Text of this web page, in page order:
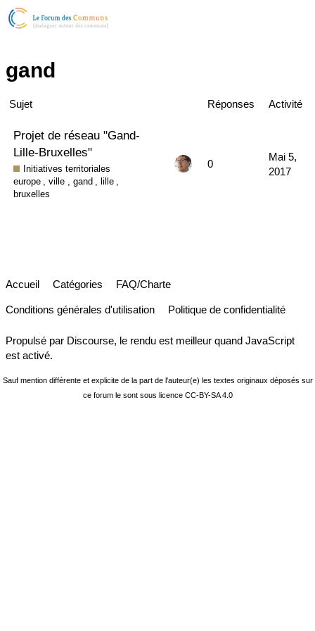
gand
Sujet Réponses Activité
Projet de réseau "Gand-
Lille-Bruxelles"
Initiatives territoriales
europe ,ville , gand , lille ,
bruxelles
0
Mai 5,
2017
Accueil Catégories FAQ/Charte
Conditions générales d'utilisation Politique de confidentialité
Propulsé par Discourse, le rendu est meilleur quand JavaScript
est activé.
Sauf mention différente et explicite de la part de l'auteur(e) les textes originaux déposés sur
ce forum le sont sous licence CC-BY-SA 4.0